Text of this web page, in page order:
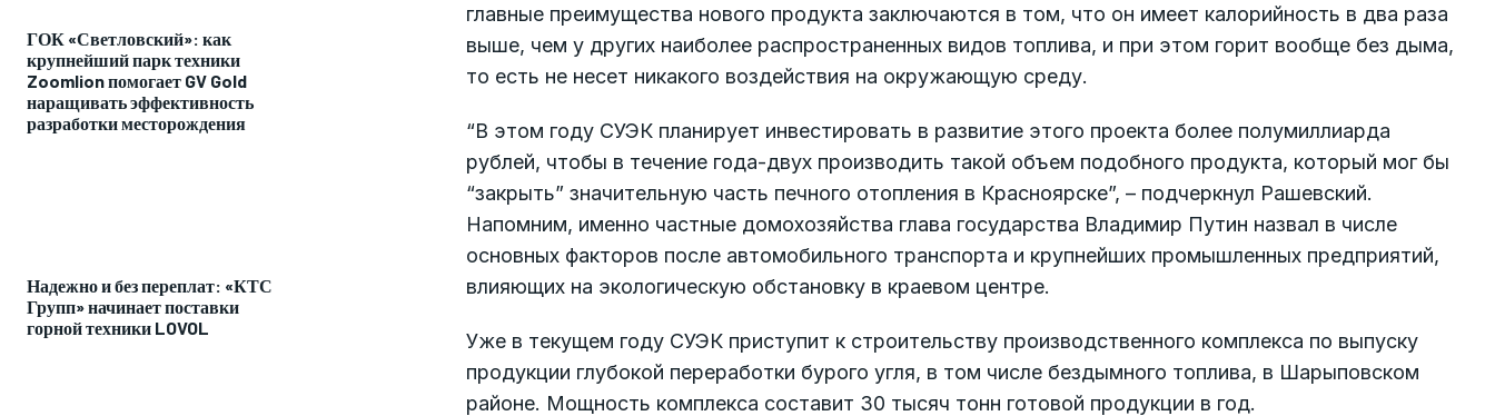
ГОК «Светловский»: как
крупнейший парк техники
Zoomlion помогает GV Gold
наращивать эффективность
разработки месторождения
Надежно и без переплат: «КТС
Групп» начинает поставки
горной техники LOVOL
главные преимущества нового продукта заключаются в том, что он имеет калорийность в два раза
выше, чем у других наиболее распространенных видов топлива, и при этом горит вообще без дыма,
то есть не несет никакого воздействия на окружающую среду.
“В этом году СУЭК планирует инвестировать в развитие этого проекта более полумиллиарда
рублей, чтобы в течение года-двух производить такой объем подобного продукта, который мог бы
“закрыть” значительную часть печного отопления в Красноярске”, – подчеркнул Рашевский.
Напомним, именно частные домохозяйства глава государства Владимир Путин назвал в числе
основных факторов после автомобильного транспорта и крупнейших промышленных предприятий,
влияющих на экологическую обстановку в краевом центре.
Уже в текущем году СУЭК приступит к строительству производственного комплекса по выпуску
продукции глубокой переработки бурого угля, в том числе бездымного топлива, в Шарыповском
районе. Мощность комплекса составит 30 тысяч тонн готовой продукции в год.